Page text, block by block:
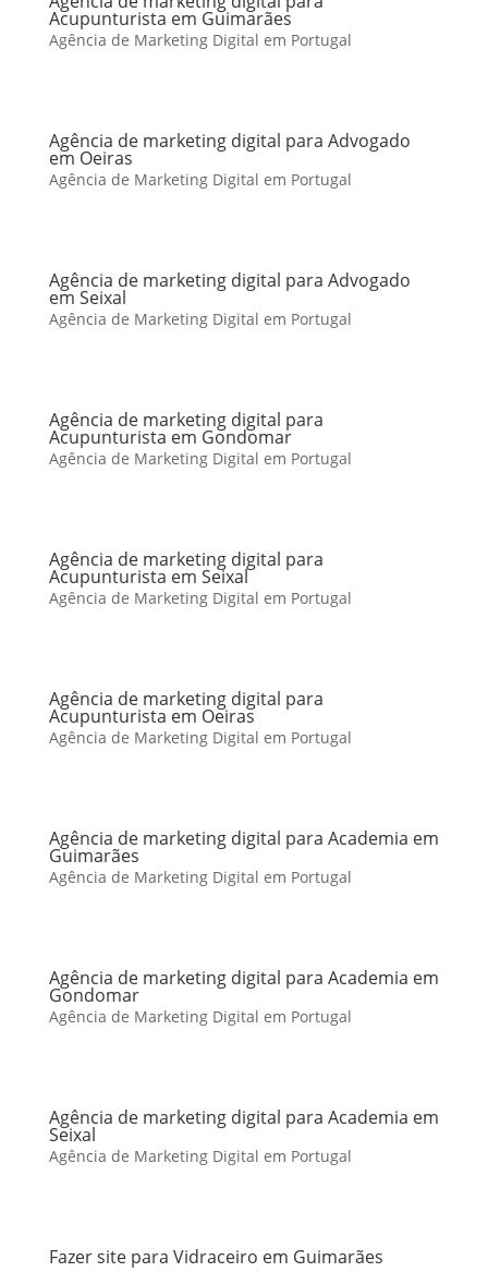
Acupunturista em Guimarães
Agência de Marketing Digital em Portugal
Agência de marketing digital para Advogado
em Oeiras
Agência de Marketing Digital em Portugal
Agência de marketing digital para Advogado
em Seixal
Agência de Marketing Digital em Portugal
Agência de marketing digital para
Acupunturista em Gondomar
Agência de Marketing Digital em Portugal
Agência de marketing digital para
Acupunturista em Seixal
Agência de Marketing Digital em Portugal
Agência de marketing digital para
Acupunturista em Oeiras
Agência de Marketing Digital em Portugal
Agência de marketing digital para Academia em
Guimarães
Agência de Marketing Digital em Portugal
Agência de marketing digital para Academia em
Gondomar
Agência de Marketing Digital em Portugal
Agência de marketing digital para Academia em
Seixal
Agência de Marketing Digital em Portugal
Fazer site para Vidraceiro em Guimarães